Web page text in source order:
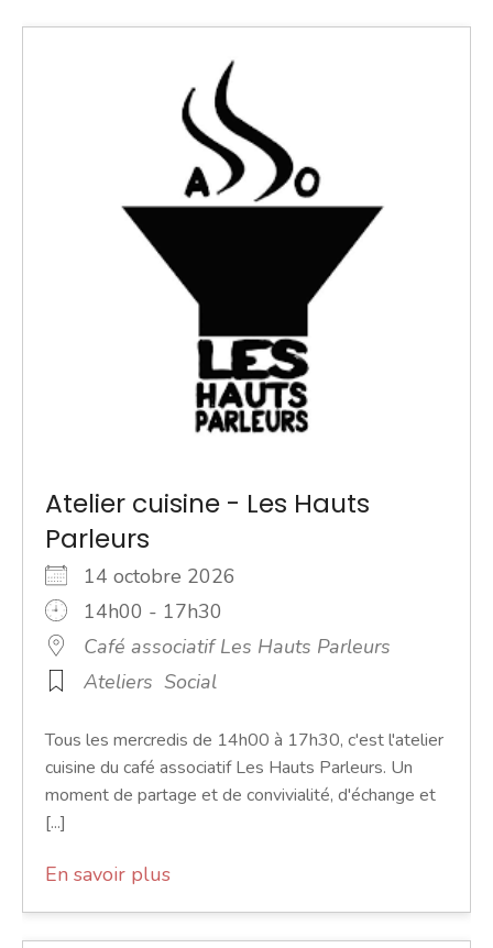
Atelier cuisine - Les Hauts
Parleurs
14 octobre 2026
14h00 - 17h30
Café associatif Les Hauts Parleurs
Ateliers Social
Tous les mercredis de 14h00 à 17h30, c'est l'atelier
cuisine du café associatif Les Hauts Parleurs. Un
moment de partage et de convivialité, d'échange et
[...]
En savoir plus